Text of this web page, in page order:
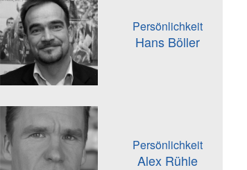
Persönlichkeit
Hans Böller
Persönlichkeit
Alex Rühle